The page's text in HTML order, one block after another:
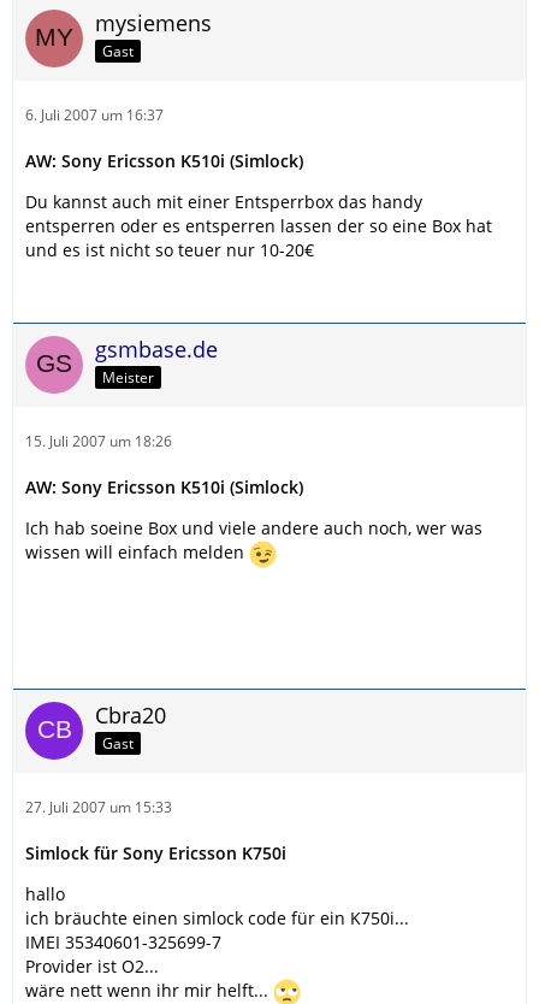
mysiemens
Gast
6. Juli 2007 um 16:37
AW: Sony Ericsson K510i (Simlock)
Du kannst auch mit einer Entsperrbox das handy
entsperren oder es entsperren lassen der so eine Box hat
und es ist nicht so teuer nur 10-20€
gsmbase.de
Meister
15. Juli 2007 um 18:26
AW: Sony Ericsson K510i (Simlock)
Ich hab soeine Box und viele andere auch noch, wer was
wissen will einfach melden
Cbra20
Gast
27. Juli 2007 um 15:33
Simlock für Sony Ericsson K750i
hallo
ich bräuchte einen simlock code für ein K750i...
IMEI 35340601-325699-7
Provider ist O2...
wäre nett wenn ihr mir helft...